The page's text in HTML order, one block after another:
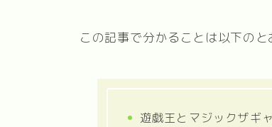
この記事で分かることは以下のと
遊戯王とマジックザギ